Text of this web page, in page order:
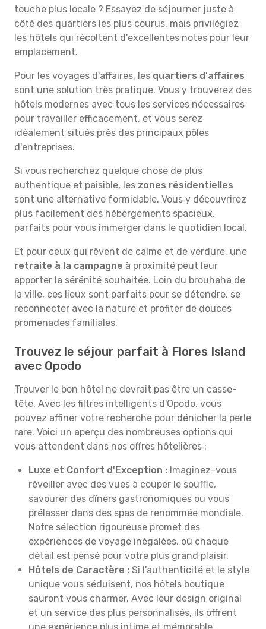
touche plus locale ? Essayez de séjourner juste à
côté des quartiers les plus courus, mais privilégiez
les hôtels qui récoltent d'excellentes notes pour leur
emplacement.
Pour les voyages d'affaires, les quartiers d'affaires
sont une solution très pratique. Vous y trouverez des
hôtels modernes avec tous les services nécessaires
pour travailler efficacement, et vous serez
idéalement situés près des principaux pôles
d'entreprises.
Si vous recherchez quelque chose de plus
authentique et paisible, les zones résidentielles
sont une alternative formidable. Vous y découvrirez
plus facilement des hébergements spacieux,
parfaits pour vous immerger dans le quotidien local.
Et pour ceux qui rêvent de calme et de verdure, une
retraite à la campagne à proximité peut leur
apporter la sérénité souhaitée. Loin du brouhaha de
la ville, ces lieux sont parfaits pour se détendre, se
reconnecter avec la nature et profiter de douces
promenades familiales.
Trouvez le séjour parfait à Flores Island
avec Opodo
Trouver le bon hôtel ne devrait pas être un casse-
tête. Avec les filtres intelligents d'Opodo, vous
pouvez affiner votre recherche pour dénicher la perle
rare. Voici un aperçu des nombreuses options qui
vous attendent dans nos offres hôtelières :
Luxe et Confort d'Exception : Imaginez-vous
réveiller avec des vues à couper le souffle,
savourer des dîners gastronomiques ou vous
prélasser dans des spas de renommée mondiale.
Notre sélection rigoureuse promet des
expériences de voyage inégalées, où chaque
détail est pensé pour votre plus grand plaisir.
Hôtels de Caractère : Si l'authenticité et le style
unique vous séduisent, nos hôtels boutique
sauront vous charmer. Avec leur design original
et un service des plus personnalisés, ils offrent